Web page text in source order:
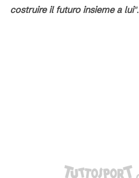
costruire il futuro insieme a lui".